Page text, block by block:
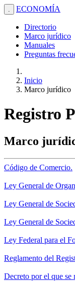
. ECONOMÍA
Directorio
Marco jurídico
Manuales
Preguntas
Inicio
Marco jurídico
Registro
Marco
Código de Comercio.
Ley General de
Ley General de
Ley General de
Ley Federal para el
Reglamento del
Decreto por el que